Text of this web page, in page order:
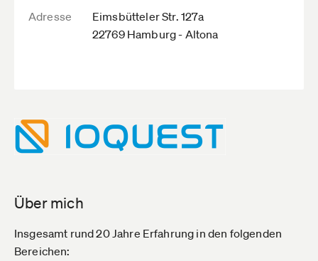
Adresse
Eimsbütteler Str. 127a
22769 Hamburg - Altona
Über mich
Insgesamt rund 20 Jahre Erfahrung in den folgenden
Bereichen: